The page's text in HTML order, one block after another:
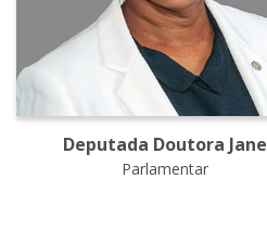
Deputada Doutora Jane
Parlamentar